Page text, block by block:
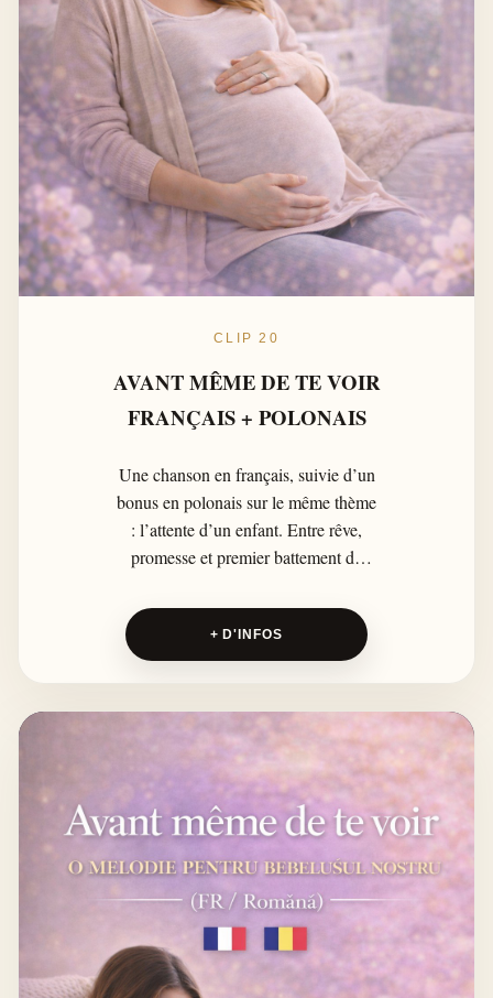
CLIP 20
AVANT MÊME DE TE VOIR
FRANÇAIS + POLONAIS
Une chanson en français, suivie d’un
bonus en polonais sur le même thème
: l’attente d’un enfant. Entre rêve,
promesse et premier battement de
raconte ce lien déjà immense entre
parents, famille et futur bébé.
+ D'INFOS